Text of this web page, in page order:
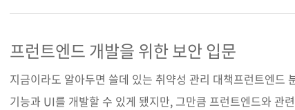
데 막상 시작하려고 하면 대부분 해외 플랫폼 기준 설명이 중심
의 연계성처럼 실무에서 바로 체..
프런트엔드 개발을 위한 보안 입문
지금이라도 알아두면 쓸데 있는 취약성 관리 대책프런트엔드
기능과 UI를 개발할 수 있게 됐지만, 그만큼 프런트엔드와 관